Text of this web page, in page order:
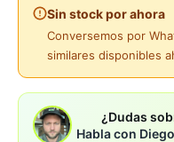
Sin stock por ahora
Conversemos por
similares disponibles
¿Dudas
Habla con Diego